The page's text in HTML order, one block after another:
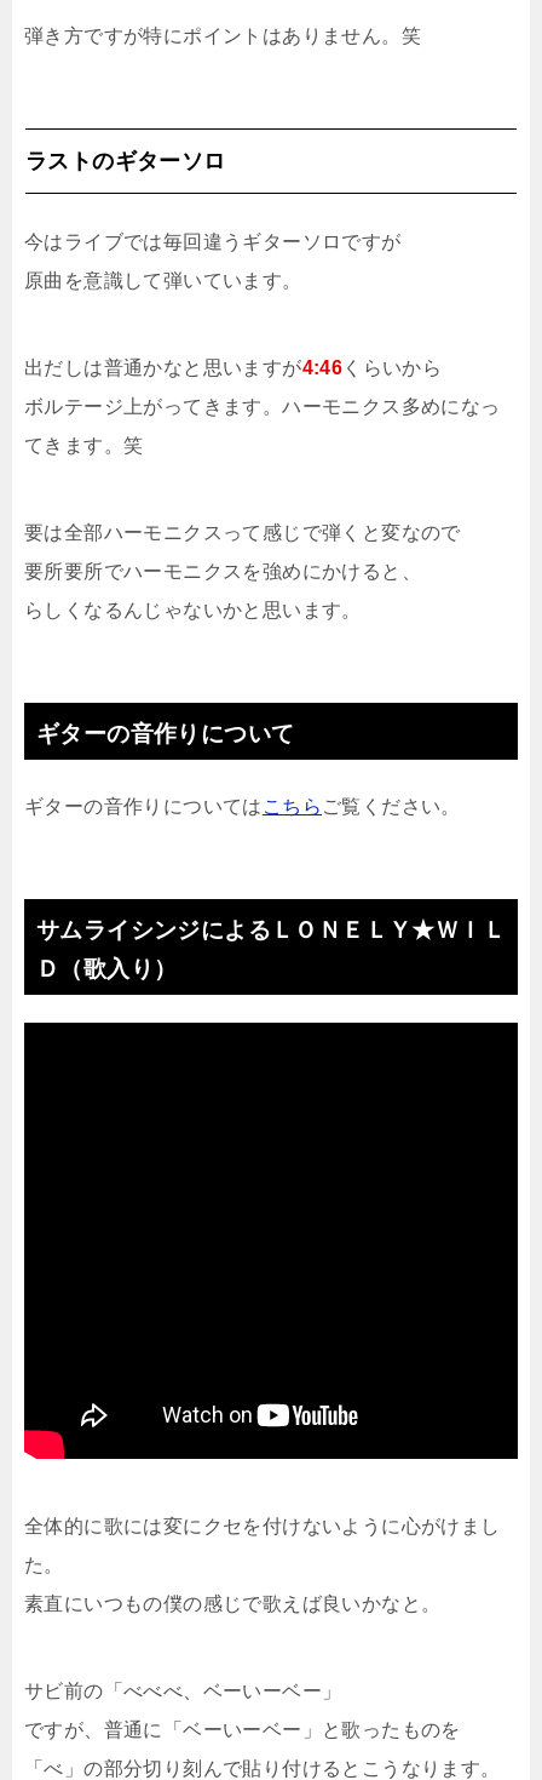
弾き方ですが特にポイントはありません。笑
ラストのギターソロ
今はライブでは毎回違うギターソロですが
原曲を意識して弾いています。
出だしは普通かなと思いますが4:46 くらいから
ボルテージ上がってきます。ハーモニクス多めになっ
てきます。笑
要は全部ハーモニクスって感じで弾くと変なので
要所要所でハーモニクスを強めにかけると、
らしくなるんじゃないかと思います。
ギターの音作りについて
ギターの音作りについては こちら ご覧ください。
サムライシンジによるＬＯＮＥＬＹ★ＷＩＬ
Ｄ（歌入り）
全体的に歌には変にクセを付けないように心がけまし
た。
素直にいつもの僕の感じで歌えば良いかなと。
サビ前の「べべべ、ベーいーベー」
ですが、普通に「ベーいーベー」と歌ったものを
「べ」の部分切り刻んで貼り付けるとこうなります。